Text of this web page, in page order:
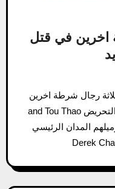
اخرين في قتل
and Tou Thao للمحاكمة بعد اتهامهم بالمساعدة والتحريض
المدان الرئيسي